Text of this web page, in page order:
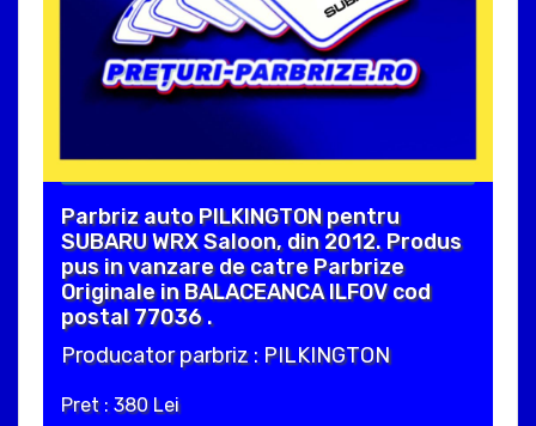
Parbriz auto PILKINGTON pentru
SUBARU WRX Saloon, din 2012. Produs
pus in vanzare de catre Parbrize
Originale in BALACEANCA ILFOV cod
postal 77036 .
Producator parbriz : PILKINGTON
Pret : 380 Lei